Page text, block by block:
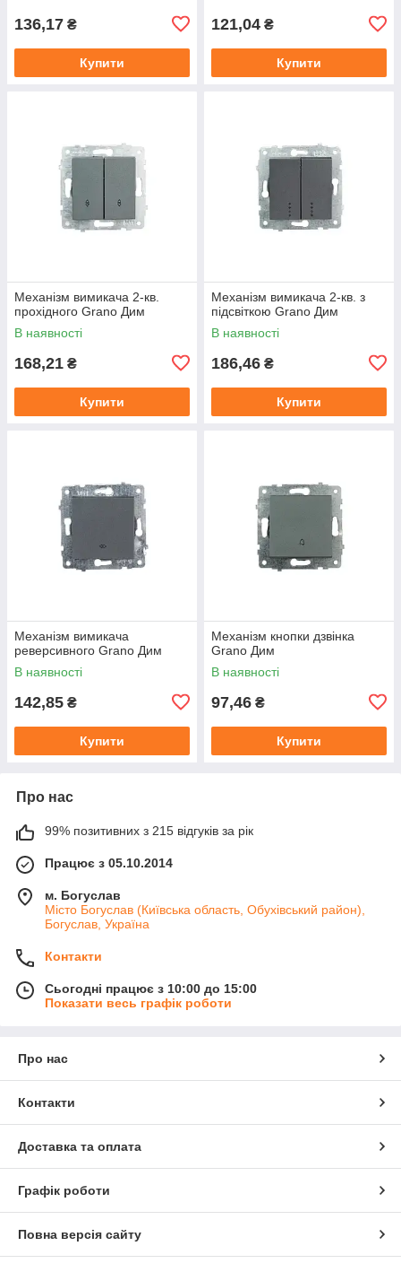
136,17 ₴
Купити
121,04 ₴
Купити
Механізм вимикача 2-кв.
прохідного Grano Дим
В наявності
168,21 ₴
Купити
Механізм вимикача 2-кв. з
підсвіткою Grano Дим
В наявності
186,46 ₴
Купити
Механізм вимикача
реверсивного Grano Дим
В наявності
142,85 ₴
Купити
Механізм кнопки дзвінка
Grano Дим
В наявності
97,46 ₴
Купити
Про нас
99% позитивних з 215 відгуків за рік
Працює з 05.10.2014
м. Богуслав
Місто Богуслав (Київська область, Обухівський район),
Богуслав, Україна
Контакти
Сьогодні працює з 10:00 до 15:00
Показати весь графік роботи
Про нас
Контакти
Доставка та оплата
Графік роботи
Повна версія сайту